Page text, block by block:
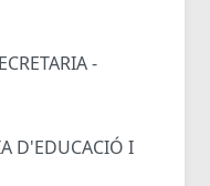
-
D'EDUCACIÓ I